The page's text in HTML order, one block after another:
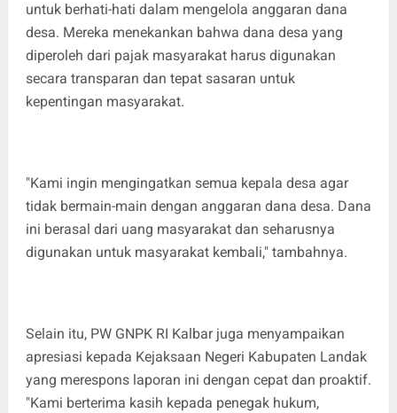
untuk berhati-hati dalam mengelola anggaran dana
desa. Mereka menekankan bahwa dana desa yang
diperoleh dari pajak masyarakat harus digunakan
secara transparan dan tepat sasaran untuk
kepentingan masyarakat.
"Kami ingin mengingatkan semua kepala desa agar
tidak bermain-main dengan anggaran dana desa. Dana
ini berasal dari uang masyarakat dan seharusnya
digunakan untuk masyarakat kembali," tambahnya.
Selain itu, PW GNPK RI Kalbar juga menyampaikan
apresiasi kepada Kejaksaan Negeri Kabupaten Landak
yang merespons laporan ini dengan cepat dan proaktif.
"Kami berterima kasih kepada penegak hukum,